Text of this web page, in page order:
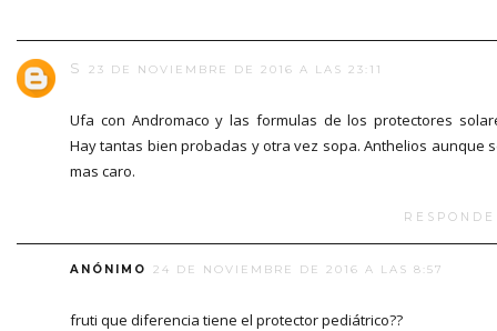
S 23 DE NOVIEMBRE DE 2016 A LAS 23:11
Ufa con Andromaco y las formulas de los protectores
Hay tantas bien probadas y otra vez sopa. Anthelios aunque
mas caro.
ANÓNIMO 24 DE NOVIEMBRE DE 2016 A LAS 8:57
fruti que diferencia tiene el protector pediátrico??